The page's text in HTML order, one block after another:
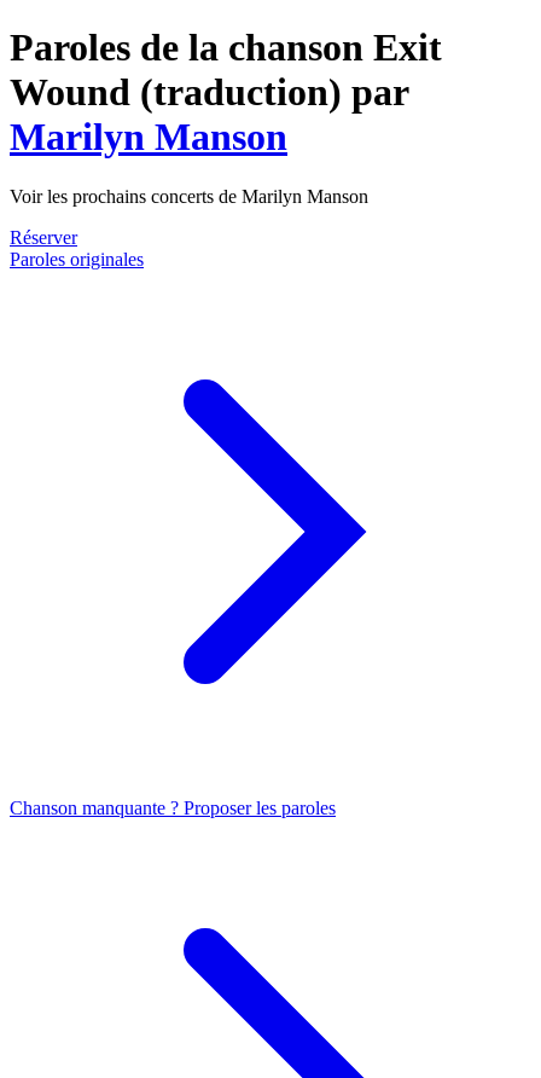
Paroles de la chanson Exit
Wound (traduction) par
Marilyn Manson
Voir les prochains concerts de Marilyn Manson
Réserver
Paroles originales
Chanson manquante ? Proposer les paroles